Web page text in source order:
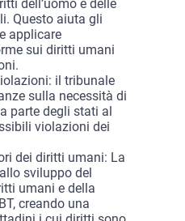
dell’uomo e delle
Questo aiuta gli
applicare
sui diritti umani
il tribunale
sulla necessità di
parte degli stati al
violazioni dei
dei diritti umani: La
sviluppo del
umani e della
creando una